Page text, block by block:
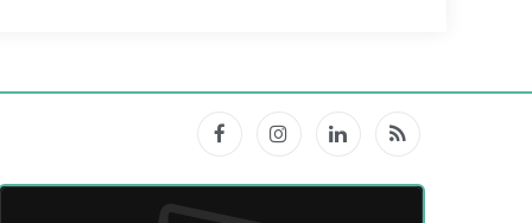
FacebookInstagramLinkedInRSS